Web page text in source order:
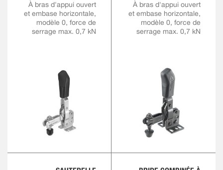
À bras d'appui ouvert
et embase horizontale,
modèle 0, force de
serrage max. 0,7 kN
À bras d'appui ouvert
et embase horizontale,
modèle 0, force de
serrage max. 0,7 kN